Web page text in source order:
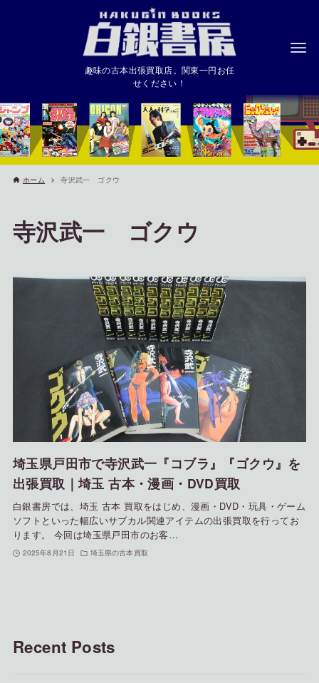
趣味の古本出張買取店。関東一円お任
せください！
ホーム 寺沢武一 ゴクウ
寺沢武一 ゴクウ
埼玉県戸田市で寺沢武一『コブラ』『ゴクウ』を
出張買取｜埼玉 古本・漫画・DVD買取
白銀書房では、埼玉 古本 買取をはじめ、漫画・DVD・玩具・ゲーム
ソフトといった幅広いサブカル関連アイテムの出張買取を行ってお
ります。 今回は埼玉県戸田市のお客…
2025年8月21日 埼玉県の古本買取
Recent Posts